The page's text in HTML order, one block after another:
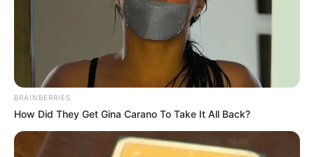
BRAINBERRIES
How Did They Get Gina Carano To Take It All Back?